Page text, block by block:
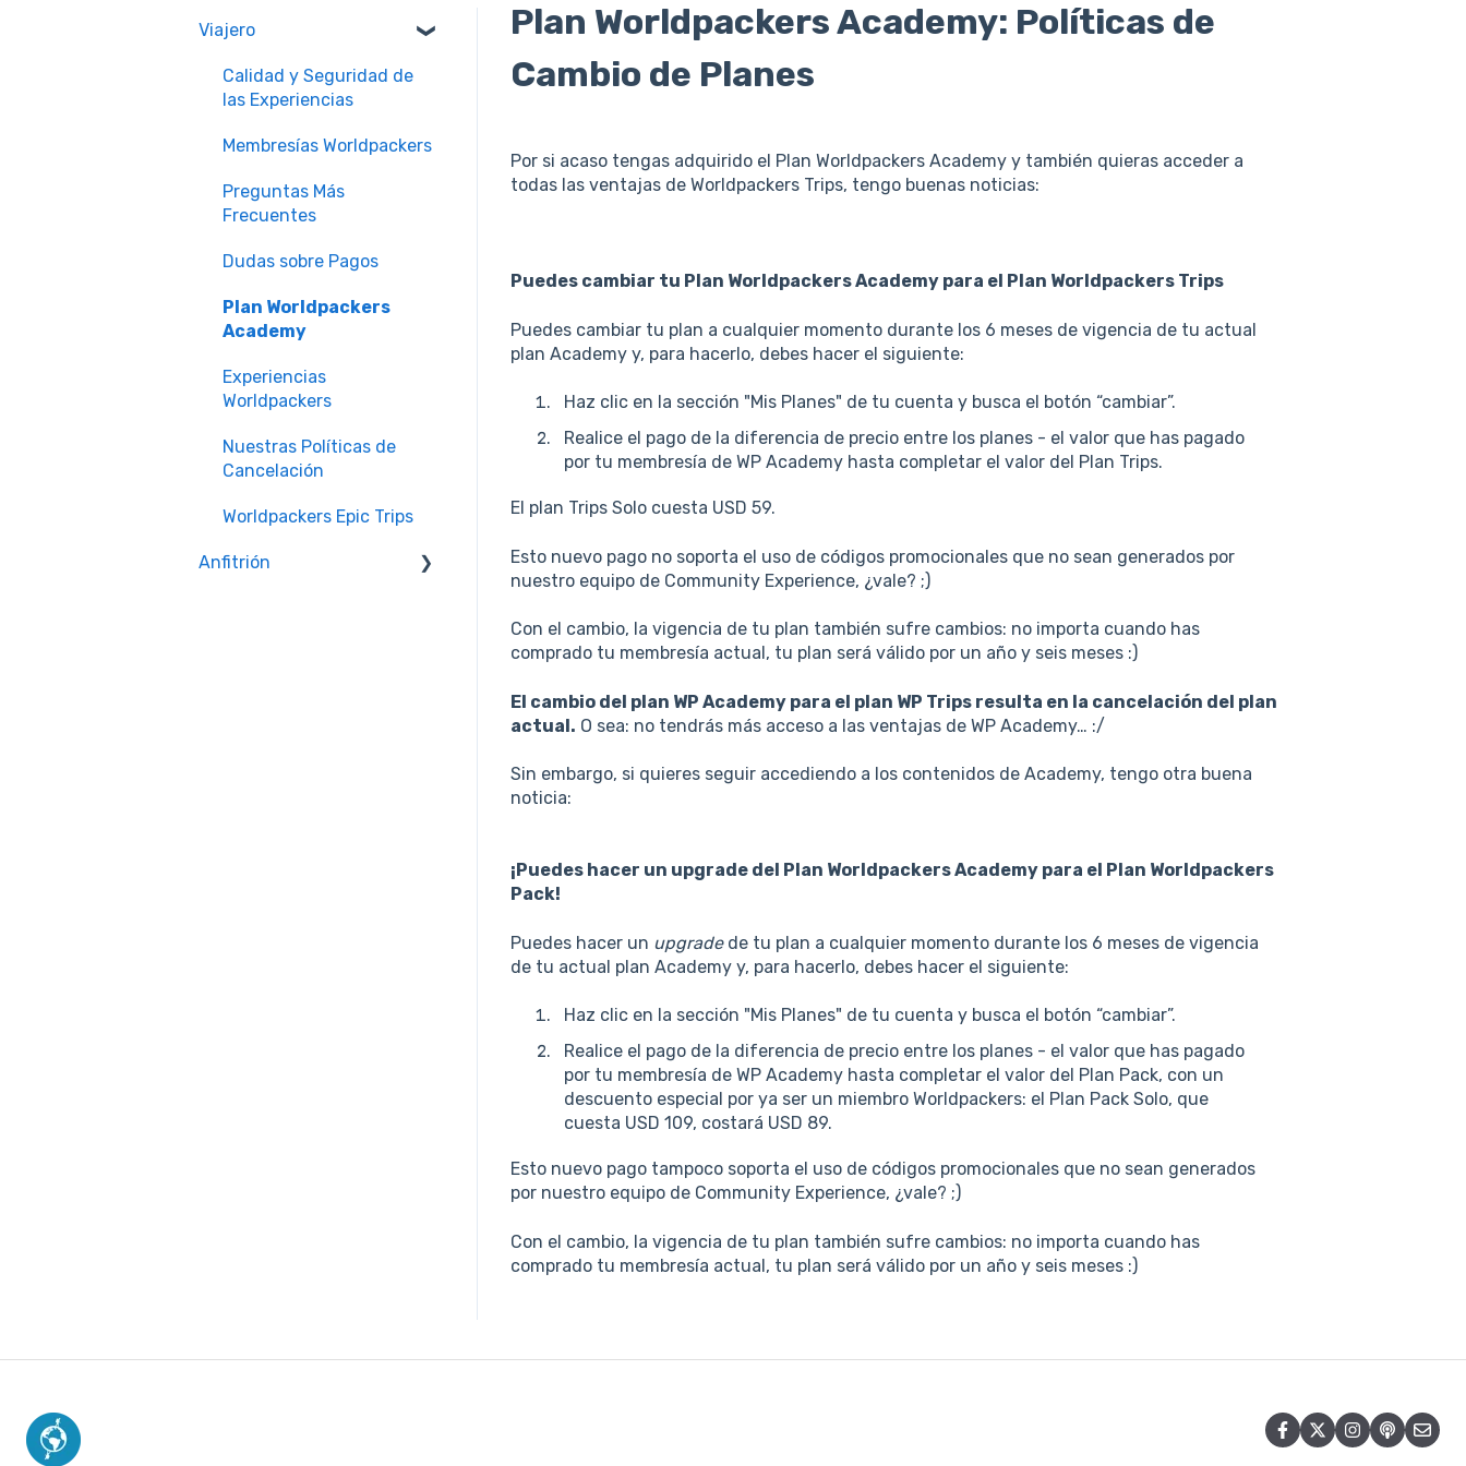
Plan Worldpackers Academy: Políticas de
Cambio de Planes
Por si acaso tengas adquirido el Plan Worldpackers Academy y también quieras acceder a
todas las ventajas de Worldpackers Trips, tengo buenas noticias:
Puedes cambiar tu Plan Worldpackers Academy para el Plan Worldpackers Trips
Puedes cambiar tu plan a cualquier momento durante los 6 meses de vigencia de tu actual
plan Academy y, para hacerlo, debes hacer el siguiente:
Haz clic en la sección "Mis Planes" de tu cuenta y busca el botón “cambiar”.
Realice el pago de la diferencia de precio entre los planes - el valor que has pagado
por tu membresía de WP Academy hasta completar el valor del Plan Trips.
El plan Trips Solo cuesta USD 59.
Esto nuevo pago no soporta el uso de códigos promocionales que no sean generados por
nuestro equipo de Community Experience, ¿vale? ;)
Con el cambio, la vigencia de tu plan también sufre cambios: no importa cuando has
comprado tu membresía actual, tu plan será válido por un año y seis meses :)
El cambio del plan WP Academy para el plan WP Trips resulta en la cancelación del plan
actual. O sea: no tendrás más acceso a las ventajas de WP Academy… :/
Sin embargo, si quieres seguir accediendo a los contenidos de Academy, tengo otra buena
noticia:
¡Puedes hacer un upgrade del Plan Worldpackers Academy para el Plan Worldpackers
Pack!
Puedes hacer un upgrade de tu plan a cualquier momento durante los 6 meses de vigencia
de tu actual plan Academy y, para hacerlo, debes hacer el siguiente:
Haz clic en la sección "Mis Planes" de tu cuenta y busca el botón “cambiar”.
Realice el pago de la diferencia de precio entre los planes - el valor que has pagado
por tu membresía de WP Academy hasta completar el valor del Plan Pack, con un
descuento especial por ya ser un miembro Worldpackers: el Plan Pack Solo, que
cuesta USD 109, costará USD 89.
Esto nuevo pago tampoco soporta el uso de códigos promocionales que no sean generados
por nuestro equipo de Community Experience, ¿vale? ;)
Con el cambio, la vigencia de tu plan también sufre cambios: no importa cuando has
comprado tu membresía actual, tu plan será válido por un año y seis meses :)
Viajero
Calidad y Seguridad de
las Experiencias
Membresías Worldpackers
Preguntas Más
Frecuentes
Dudas sobre Pagos
Plan Worldpackers
Academy
Experiencias
Worldpackers
Nuestras Políticas de
Cancelación
Worldpackers Epic Trips
Anfitrión